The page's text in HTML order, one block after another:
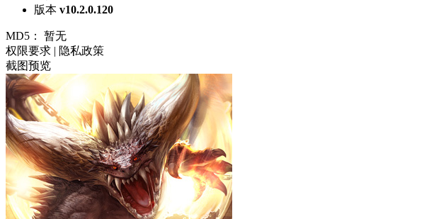
版本 v10.2.0.120
MD5： 暂无
权限要求 | 隐私政策
截图预览